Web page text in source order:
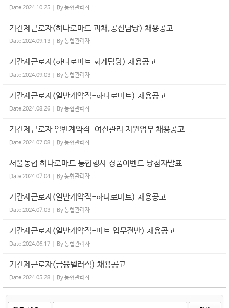
Date2024.10.25 By농협관리자
기간제근로자(하나로마트 과채,공산담당) 채용공고
Date2024.09.13 By농협관리자
기간제근로자(하나로마트 회계담당) 채용공고
Date2024.09.03 By농협관리자
기간제근로자(일반계약직-하나로마트) 채용공고
Date2024.08.26 By농협관리자
기간제근로자 일반계약직-여신관리 지원업무 채용공고
Date2024.07.08 By농협관리자
서울농협 하나로마트 통합행사 경품이벤트 당첨자발표
Date2024.07.04 By농협관리자
기간제근로자(일반계약직-하나로마트) 채용공고
Date2024.07.03 By농협관리자
기간제근로자(일반계약직-마트 업무전반) 채용공고
Date2024.06.17 By농협관리자
기간제근로자(금융텔러직) 채용공고
Date2024.05.28 By농협관리자